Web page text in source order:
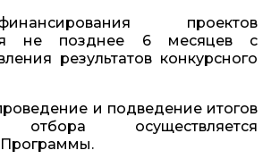
проектов
не позднее 6 месяцев с
результатов конкурсного
и подведение итогов
отбора осуществляется